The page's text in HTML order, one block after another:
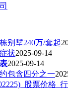
别墅240万/套起
状2025-09-14
2025-09-14
包含四分之一
股票价格_